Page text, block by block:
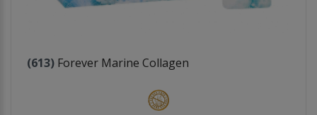
(613) Forever Marine Collagen